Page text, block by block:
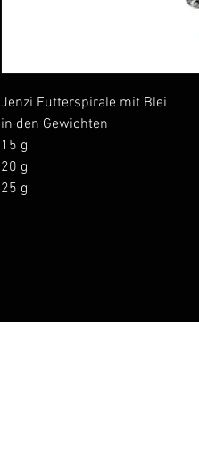
Jenzi Futterspirale mit Blei
in den Gewichten
15 g
20 g
25 g